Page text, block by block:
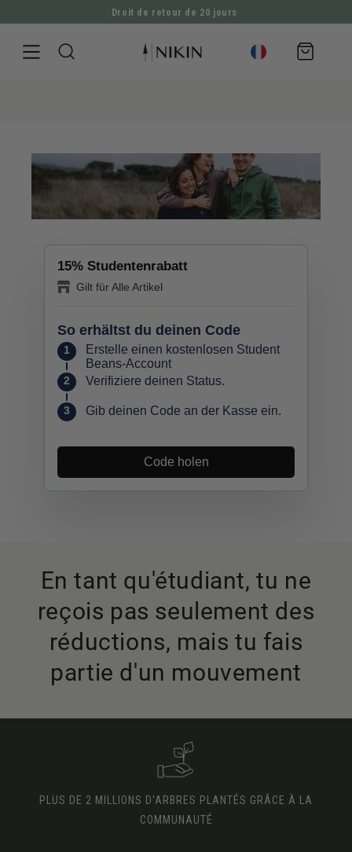
ALLER DIRECTEMENT AU CONTENU
Droit de retour de 20 jours
Panier
d'achat
En tant qu'étudiant, tu ne
reçois pas seulement des
réductions, mais tu fais
partie d'un mouvement
PLUS DE 2 MILLIONS D'ARBRES PLANTÉS GRÂCE À LA
COMMUNAUTÉ